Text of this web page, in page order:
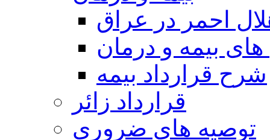
احمر در عراق
بیمه و درمان
شرح قرارداد بیمه
قرارداد زائر
توصيه هاي ضروري